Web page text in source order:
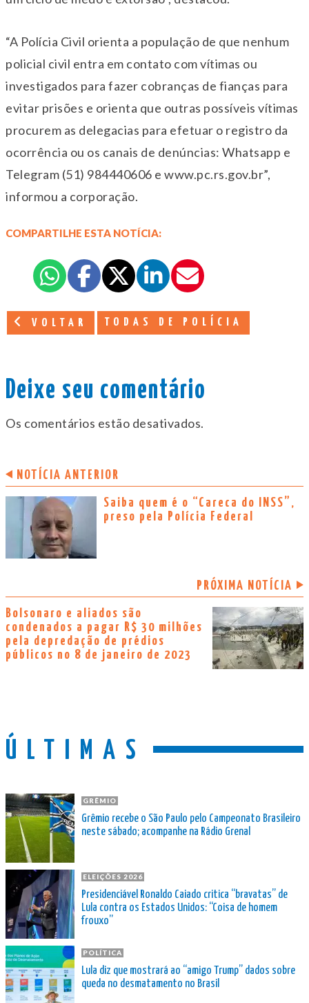
“A Polícia Civil orienta a população de que nenhum
policial civil entra em contato com vítimas ou
investigados para fazer cobranças de fianças para
evitar prisões e orienta que outras possíveis vítimas
procurem as delegacias para efetuar o registro da
ocorrência ou os canais de denúncias: Whatsapp e
Telegram (51) 984440606 e www.pc.rs.gov.br”,
informou a corporação.
COMPARTILHE ESTA NOTÍCIA:
VOLTAR TODAS DE POLÍCIA
Deixe seu comentário
Os comentários estão desativados.
NOTÍCIA ANTERIOR
Saiba quem é o “Careca do INSS”,
preso pela Polícia Federal
PRÓXIMA NOTÍCIA
Bolsonaro e aliados são
condenados a pagar R$ 30 milhões
pela depredação de prédios
públicos no 8 de janeiro de 2023
ÚLTIMAS
GRÊMIO
Grêmio recebe o São Paulo pelo Campeonato Brasileiro
neste sábado; acompanhe na Rádio Grenal
ELEIÇÕES 2026
Presidenciável Ronaldo Caiado critica “bravatas” de
Lula contra os Estados Unidos: “Coisa de homem
frouxo”
POLÍTICA
Lula diz que mostrará ao “amigo Trump” dados sobre
queda no desmatamento no Brasil